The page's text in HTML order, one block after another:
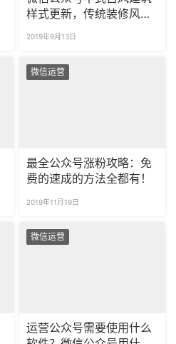
样式更新，传统装修风格
2019年9月13日
微信运营
最全公众号涨粉攻略：免
费的速成的方法全都有！
2019年11月19日
微信运营
运营公众号需要使用什么